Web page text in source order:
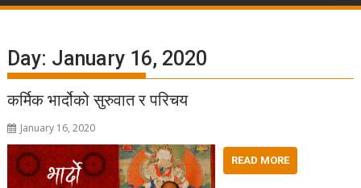
Day: January 16, 2020
कर्मिक भार्दोको सुरुवात र परिचय
January 16, 2020
READ MORE